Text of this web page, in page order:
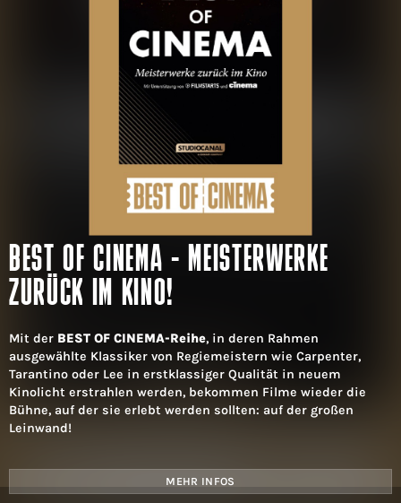
BEST OF CINEMA - MEISTERWERKE
ZURÜCK IM KINO!
Mit der BEST OF CINEMA-Reihe, in deren Rahmen
ausgewählte Klassiker von Regiemeistern wie Carpenter,
Tarantino oder Lee in erstklassiger Qualität in neuem
Kinolicht erstrahlen werden, bekommen Filme wieder die
Bühne, auf der sie erlebt werden sollten: auf der großen
Leinwand!
MEHR INFOS